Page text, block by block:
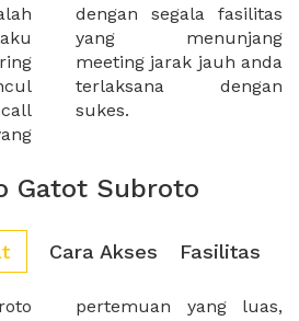
sukes.
Gatot Subroto
Cara Akses Fasilitas